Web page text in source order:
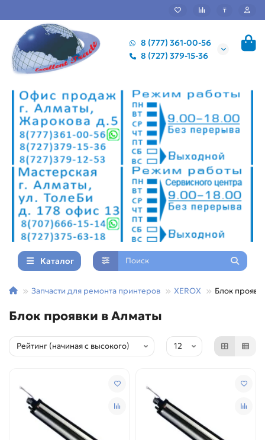
₸
8 (777) 361-00-56
8 (727) 379-15-36
Каталог
Запчасти для ремонта принтеров XEROX Блок
Блок проявки в Алматы